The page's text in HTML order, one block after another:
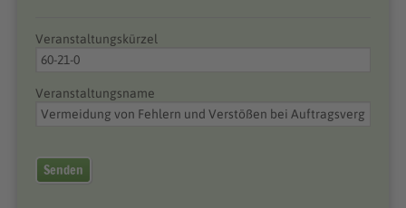
Veranstaltungskürzel
Veranstaltungsname
Senden